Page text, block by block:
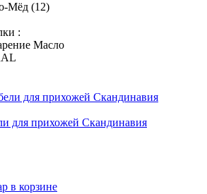
Мёд (12)
:
Масло
для прихожей Скандинавия
в корзине